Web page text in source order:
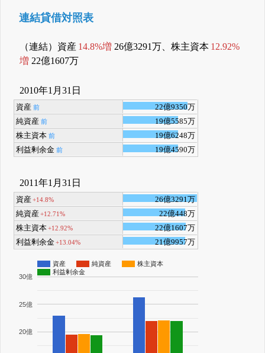
連結貸借対照表
（連結）資産 14.8%増 26億3291万、株主資本 12.92%
増 22億1607万
2010年1月31日
資産 前
22億9350万
純資産 前
19億5585万
株主資本 前
19億6248万
利益剰余金 前 19億4590万
2011年1月31日
資産+14.8%
26億3291万
純資産+12.71%
22億448万
株主資本+12.92%
22億1607万
利益剰余金+13.04% 21億9957万
資産 純資産
株主資本
利益剰余金
20億
25億
30億